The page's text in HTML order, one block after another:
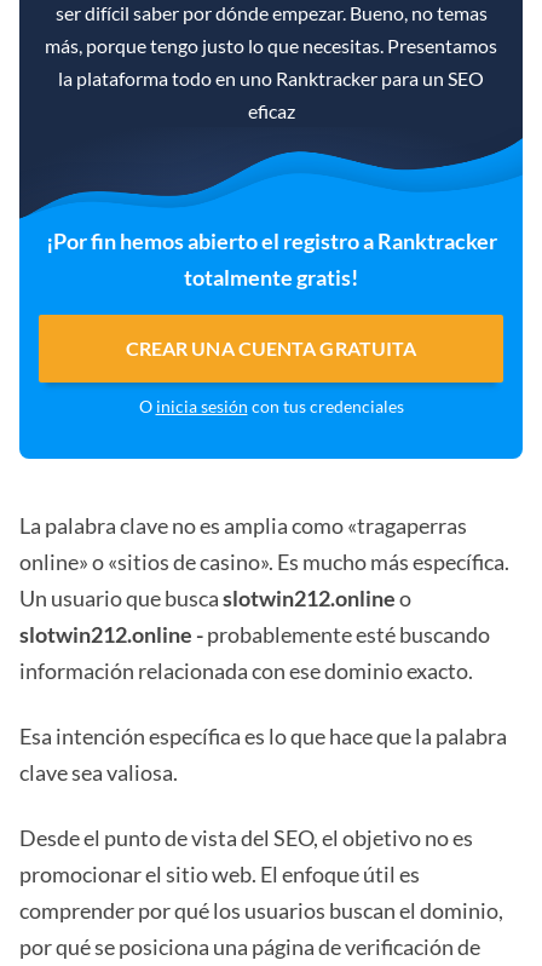
ser difícil saber por dónde empezar. Bueno, no temas
más, porque tengo justo lo que necesitas. Presentamos
la plataforma todo en uno Ranktracker para un SEO
eficaz
¡Por fin hemos abierto el registro a Ranktracker
totalmente gratis!
CREAR UNA CUENTA GRATUITA
O inicia sesión con tus credenciales
La palabra clave no es amplia como «tragaperras
online» o «sitios de casino». Es mucho más específica.
Un usuario que buscaslotwin212.onlineo
slotwin212.online -probablemente esté buscando
información relacionada con ese dominio exacto.
Esa intención específica es lo que hace que la palabra
clave sea valiosa.
Desde el punto de vista del SEO, el objetivo no es
promocionar el sitio web. El enfoque útil es
comprender por qué los usuarios buscan el dominio,
por qué se posiciona una página de verificación de